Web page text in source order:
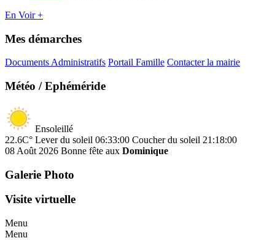
En Voir +
Mes démarches
Documents Administratifs Portail Famille Contacter la mairie
Météo / Ephéméride
Ensoleillé
22.6C° Lever du soleil 06:33:00 Coucher du soleil 21:18:00
08 Août 2026 Bonne fête aux Dominique
Galerie Photo
Visite virtuelle
Menu
Menu